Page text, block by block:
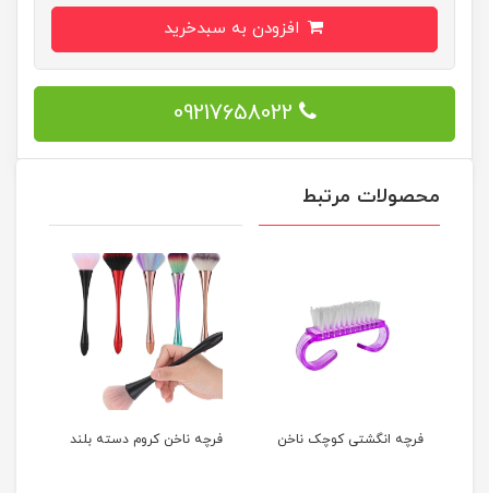
09217658022
محصولات مرتبط
فرچه انگشتی کوچک ناخن فرچه ناخن کروم دسته بلند